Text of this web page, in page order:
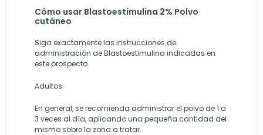
Cómo usar Blastoestimulina 2% Polvo
cutáneo
Siga exactamente las instrucciones de
administración de Blastoestimulina indicadas en
este prospecto.
Adultos:
En general, se recomienda administrar el polvo de 1 a
3 veces al día, aplicando una pequeña cantidad del
mismo sobre la zona a tratar.